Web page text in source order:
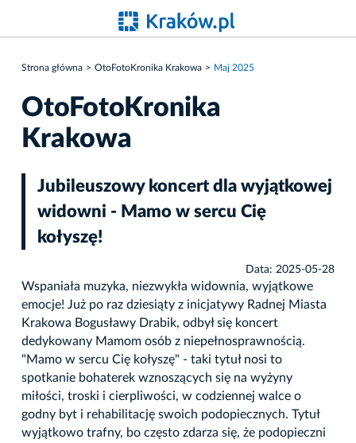
Strona główna OtoFotoKronika Krakowa Maj 2025
OtoFotoKronika
Krakowa
Jubileuszowy koncert dla wyjątkowej
widowni - Mamo w sercu Cię
kołyszę!
Data: 2025-05-28
Wspaniała muzyka, niezwykła widownia, wyjątkowe
emocje! Już po raz dziesiąty z inicjatywy Radnej Miasta
Krakowa Bogusławy Drabik, odbył się koncert
dedykowany Mamom osób z niepełnosprawnością.
"Mamo w sercu Cię kołyszę" - taki tytuł nosi to
spotkanie bohaterek wznoszących się na wyżyny
miłości, troski i cierpliwości, w codziennej walce o
godny byt i rehabilitację swoich podopiecznych. Tytuł
wyjątkowo trafny, bo często zdarza się, że podopieczni